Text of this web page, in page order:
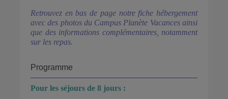
Retrouvez en bas de page notre fiche hébergement
avec des photos du Campus Planète Vacances ainsi
que des informations complémentaires, notamment
sur les repas.
Programme
Pour les séjours de 8 jours :